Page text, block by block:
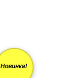
Новинка!